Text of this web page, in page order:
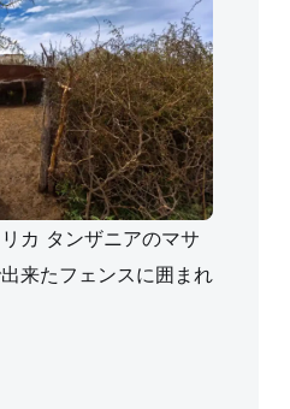
カ タンザニアのマサ
来たフェンスに囲まれ